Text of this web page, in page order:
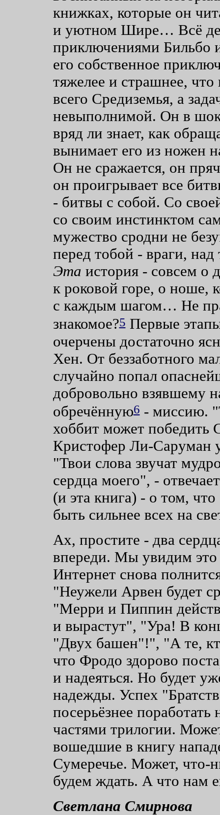
книжках, которые он
и уютном Шире… Всё
приключениями Бильбо
его собственное
тяжелее и страшнее, что
всего Средиземья, а
невыполнимой. Он в
вряд ли знает, как
вынимает его из ножен
Он не сражается, он
он проигрывает все
- битвы с собой. Со
со своим инстинктом
мужество сродни не
перед тобой - враги,
Эта история - совсем о
к роковой горе, о ноше,
с каждым шагом… Не
знакомое?5Первые
очерчены достаточно
Хен. От беззаботного
случайно попал
добровольно взявшему
обречённую6- миссию.
хоббит может победить
Кристофер Ли-Саруман
"Твои слова звучат
сердца моего", -
(и эта книга) - о том,
быть сильнее всех на
Ах, простите - два
впереди. Мы увидим
Интернет снова
"Неужели Арвен будет
"Мерри и Пиппин
и вырастут", "Ура! В
"Двух башен"!", "А те,
что Фродо здорово
и надеяться. Но будет
надежды. Успех
посерьёзнее
частями трилогии.
вошедшие в книгу
Сумеречье. Может, что-
будем ждать. А что нам
Светлана Смирнова